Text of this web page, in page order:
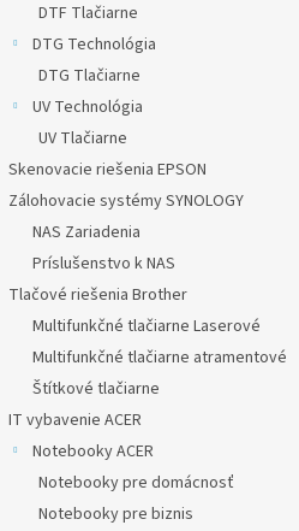
DTF Tlačiarne
DTG Technológia
DTG Tlačiarne
UV Technológia
UV Tlačiarne
Skenovacie riešenia EPSON
Zálohovacie systémy SYNOLOGY
NAS Zariadenia
Príslušenstvo k NAS
Tlačové riešenia Brother
Multifunkčné tlačiarne Laserové
Multifunkčné tlačiarne atramentové
Štítkové tlačiarne
IT vybavenie ACER
Notebooky ACER
Notebooky pre domácnosť
Notebooky pre biznis